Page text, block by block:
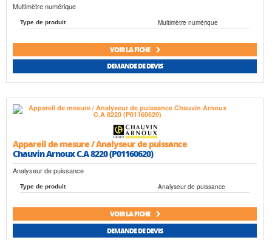
Multimètre numérique
Type de produit Multimètre numérique
VOIR LA FICHE
DEMANDE DE DEVIS
Appareil de mesure / Analyseur de puissance
Chauvin Arnoux C.A 8220 (P01160620)
Analyseur de puissance
Type de produit Analyseur de puissance
VOIR LA FICHE
DEMANDE DE DEVIS